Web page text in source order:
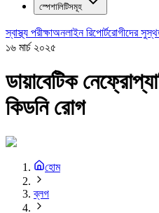
স্পেশালিটিসমূহ
স্বাস্থ্য পরীক্ষাঅনলাইন রিপোর্টরোগীদের
১৬ মার্চ ২০২৫
ডায়াবেটিক
কিডনি রোগ
হোম
ব্লগ